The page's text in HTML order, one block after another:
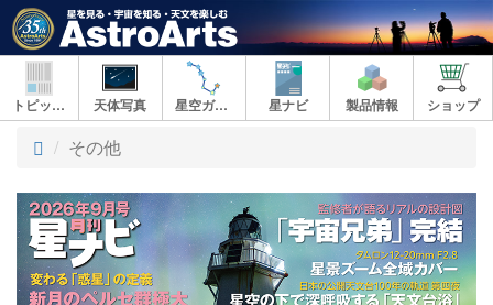
トピックス 天体写真 星空ガイド 星ナビ 製品情報 ショップ
その他